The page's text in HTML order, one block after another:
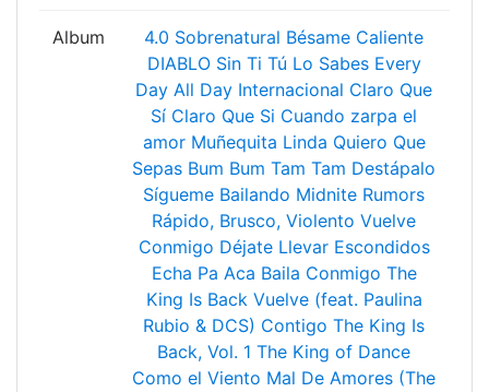
Album 4.0 Sobrenatural Bésame Caliente
DIABLO Sin Ti Tú Lo Sabes Every
Day All Day Internacional Claro Que
Sí Claro Que Si Cuando zarpa el
amor Muñequita Linda Quiero Que
Sepas Bum Bum Tam Tam Destápalo
Sígueme Bailando Midnite Rumors
Rápido, Brusco, Violento Vuelve
Conmigo Déjate Llevar Escondidos
Echa Pa Aca Baila Conmigo The
King Is Back Vuelve (feat. Paulina
Rubio & DCS) Contigo The King Is
Back, Vol. 1 The King of Dance
Como el Viento Mal De Amores (The